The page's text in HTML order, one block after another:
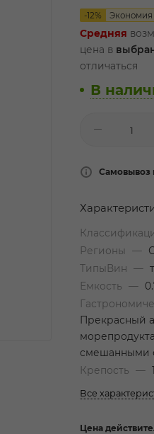
-12% Экономия
Средняя
цена в
отличаться
В
Самовывоз
Регионы
—
ТипыВин
—
Емкость
—
Прекрасный
смешанными
Крепость
—
Все
Цена